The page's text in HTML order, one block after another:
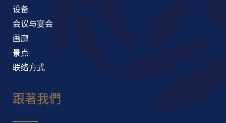
设备
会议与宴会
画廊
景点
联络方式
跟著我們